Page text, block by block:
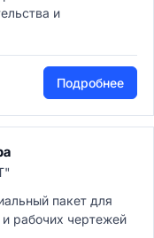
и
Подробнее
пакет для
рабочих чертежей